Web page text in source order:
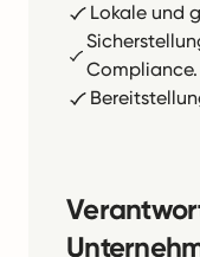
Lokale und
Compliance.